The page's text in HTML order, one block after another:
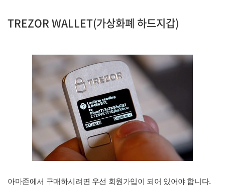
TREZOR WALLET(가상화폐 하드지갑)
아마존에서 구매하시려면 우선 회원가입이 되어 있어야 합니다.